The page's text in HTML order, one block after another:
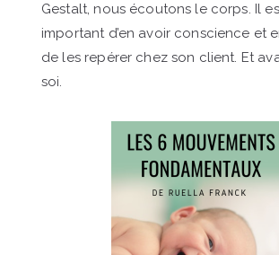
Gestalt, nous écoutons le corps. Il
important d’en avoir conscience et
de les repérer chez son client. Et
soi.